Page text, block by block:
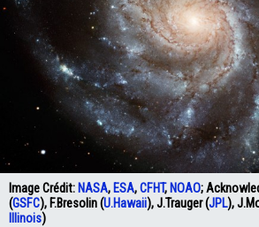
Image Crédit: NASA, ESA,CFHT, NOAO;
(GSFC), F.Bresolin (U.Hawaii), J.Trauger (JPL),
Illinois)